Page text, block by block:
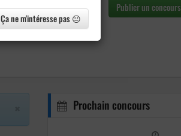
Publier un concours
Prochain concours
Ça ne m'intéresse pas 😐